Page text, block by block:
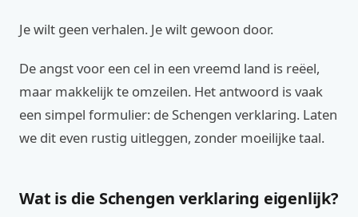
Je wilt geen verhalen. Je wilt gewoon door.
De angst voor een cel in een vreemd land is reëel,
maar makkelijk te omzeilen. Het antwoord is vaak
een simpel formulier: de Schengen verklaring. Laten
we dit even rustig uitleggen, zonder moeilijke taal.
Wat is die Schengen verklaring eigenlijk?